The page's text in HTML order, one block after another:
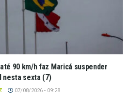
90 km/h faz Maricá suspender
nesta sexta (7)
07/08/2026 - 09:28